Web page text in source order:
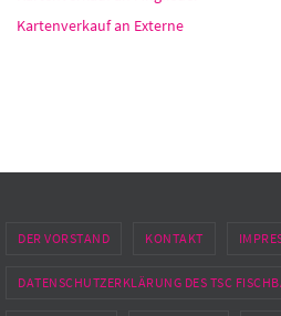
Kartenverkauf an Externe
DER VORSTAND KONTAKT
DATENSCHUTZERKLÄRUNG DES TSC